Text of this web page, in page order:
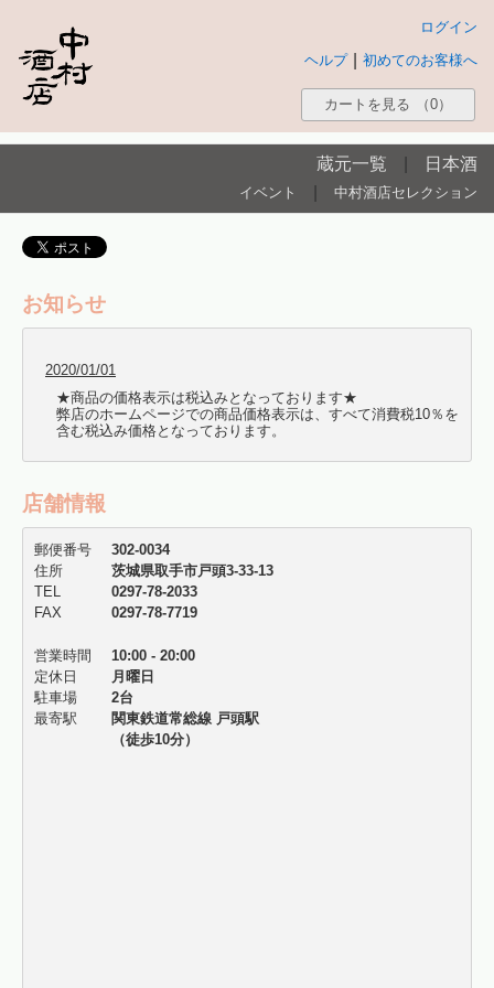
ログイン
初めてのお客様へ
ヘルプ
カートを見る （0）
蔵元一覧 日本酒
イベント 中村酒店セレクション
お知らせ
2020/01/01
★商品の価格表示は税込みとなっております★
弊店のホームページでの商品価格表示は、すべて消費税10％を
含む税込み価格となっております。
店舗情報
郵便番号
302-0034
住所
茨城県取手市戸頭3-33-13
TEL
0297-78-2033
FAX
0297-78-7719
営業時間
10:00 - 20:00
定休日
月曜日
駐車場
2台
最寄駅
関東鉄道常総線 戸頭駅
（徒歩10分）